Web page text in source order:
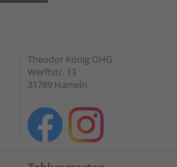
Theodor König OHG
Werftstr. 13
31789 Hameln